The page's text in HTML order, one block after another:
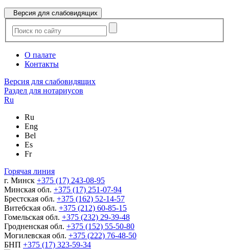
Версия для слабовидящих
О палате
Контакты
Версия для слабовидящих
Раздел для нотариусов
Ru
Ru
Eng
Bel
Es
Fr
Горячая линия
г. Минск +375 (17) 243-08-95
Минская обл. +375 (17) 251-07-94
Брестская обл. +375 (162) 52-14-57
Витебская обл. +375 (212) 60-85-15
Гомельская обл. +375 (232) 29-39-48
Гродненская обл. +375 (152) 55-50-80
Могилевская обл. +375 (222) 76-48-50
БНП +375 (17) 323-59-34